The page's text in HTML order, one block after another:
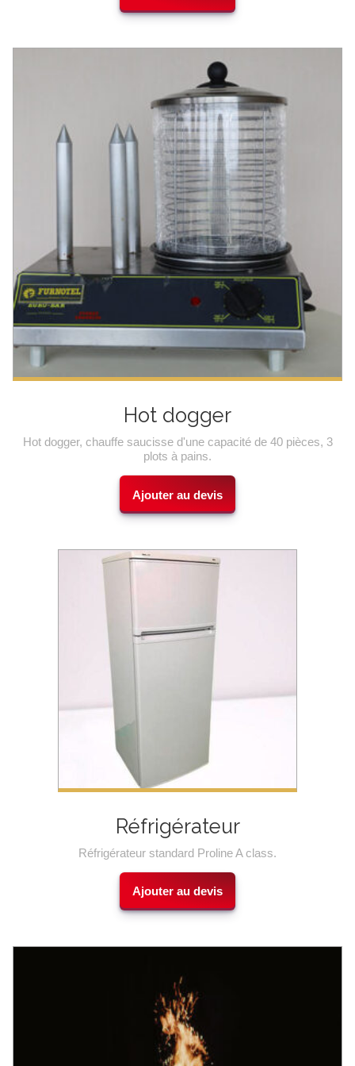
Hot dogger
Hot dogger, chauffe saucisse d'une capacité de 40 pièces, 3
plots à pains.
Ajouter au devis
Réfrigérateur
Réfrigérateur standard Proline A class.
Ajouter au devis